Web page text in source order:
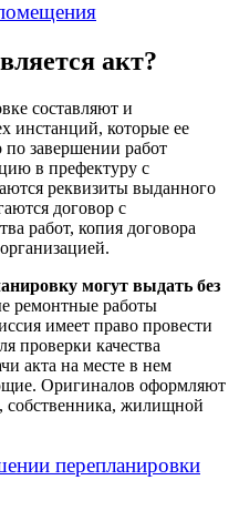
акт?
составляют и
инстанций, которые ее
завершении работ
в префектуру с
реквизиты выданного
договор с
работ, копия договора
могут выдать без
ремонтные работы
имеет право провести
проверки качества
акта на месте в нем
Оригиналов оформляют
собственника, жилищной
перепланировки